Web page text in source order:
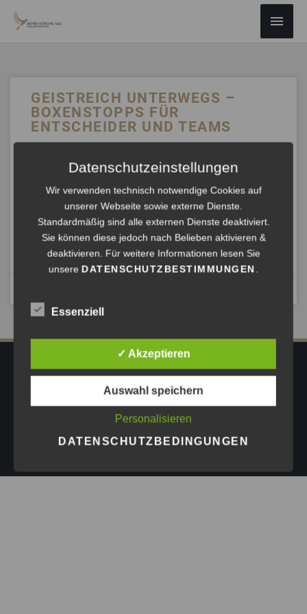
INHALT
GEISTREICH UNTERWEGS –
BOXENSTOPPS FÜR
ENTSCHEIDER UND TEAMS
trotzdem in die Umsetzung? Mit meiner LernArchitektur
biete ich kurze Boxenstopps für Entscheider und Teams.
Pragmatisch, schnell und garantiert umsetzungsorientiert
– vor Ort oder online in 2,5 Stunden.
ANHÖREN »
IMPRESSUM DATENSCHUTZ
AGB
PRESSE
Astrid Göschel M.A. - Erfolg darf leicht
sein.| Design byASKINGG
Datenschutzeinstellungen
Wir verwenden technisch notwendige Cookies auf
unserer Webseite sowie externe Dienste.
Standardmäßig sind alle externen Dienste deaktiviert.
Sie können diese jedoch nach Belieben aktivieren &
deaktivieren. Für weitere Informationen lesen Sie
unsereDATENSCHUTZBESTIMMUNGEN.
Essenziell
✓ Akzeptieren
Auswahl speichern
Personalisieren
DATENSCHUTZBEDINGUNGEN